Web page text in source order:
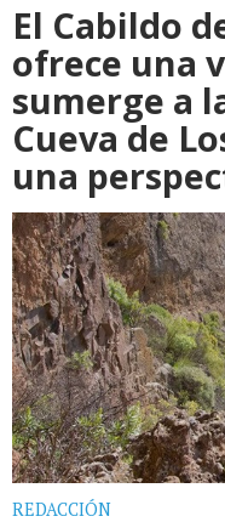
El Cabildo
ofrece una
sumerge a
Cueva de
una
REDACCIÓN